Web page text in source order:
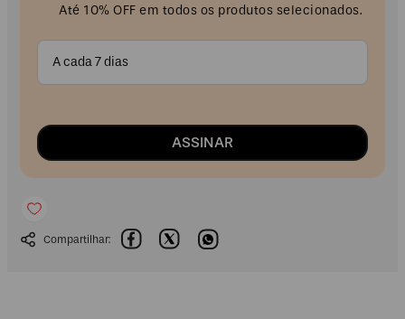
Até 10% OFF em todos os produtos selecionados.
A cada 7 dias
ASSINAR